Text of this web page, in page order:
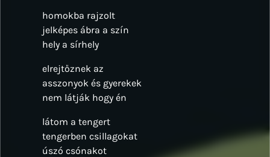
homokba rajzolt
jelképes ábra a szín
hely a sírhely
elrejtőznek az
asszonyok és gyerekek
nem látják hogy én
látom a tengert
tengerben csillagokat
úszó csónakot